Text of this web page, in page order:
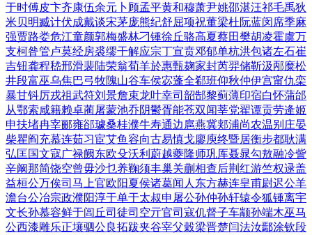
于时傅皮卞齐康伍余元 卜 顾孟平黄和穆萧尹姚邵湛汪祁毛禹狄
米贝明臧计伏成戴谈宋茅庞熊纪舒屈项祝董梁杜阮蓝闵 席季麻
强贾路娄危江童颜郭梅盛林刁锺徐丘骆高夏蔡田樊胡凌霍虞万
支柯昝管卢莫经房裘缪干解应宗丁宣贲邓郁单杭洪包诸左石崔
吉钮龚程嵇邢滑裴陆荣翁荀羊於惠甄麹家封芮羿储靳汲邴糜松
井段富巫乌焦巴弓牧隗山谷车侯宓蓬全郗班仰秋仲伊宫甯仇栾
暴甘钭厉戎祖武符刘 景詹束龙叶幸司 韶郜黎蓟薄印宿白怀蒲邰
从鄂索咸籍赖卓蔺屠蒙池乔阴鬱胥能苍双闻莘党翟谭贡劳逄姬
申扶堵冉宰郦雍郤璩桑桂濮牛寿通边 扈燕冀郏浦尚农温别 庄晏
柴瞿阎充慕连茹习宦艾鱼容向古易慎戈廖庾终暨居衡步都耿满
弘匡国文寇广禄阙东欧殳沃利 蔚越夔隆师巩厍聂晁勾敖融冷訾
辛阚那简饶空曾毋沙乜养鞠须丰巢关蒯相查后荆 红游竺权逯盖
益桓公万俟司马 上官欧阳夏侯诸葛闻人 东方赫连皇甫尉迟公羊
澹台公冶宗政濮阳淳于单于太叔申屠公孙仲孙轩辕令狐锺离宇
文长孙慕容鲜于闾丘司徒司空亓官司寇仉督子车颛孙端木巫马
公西漆雕乐正壤驷公良拓跋夹谷宰父穀梁晋楚闫法汝鄢涂钦段